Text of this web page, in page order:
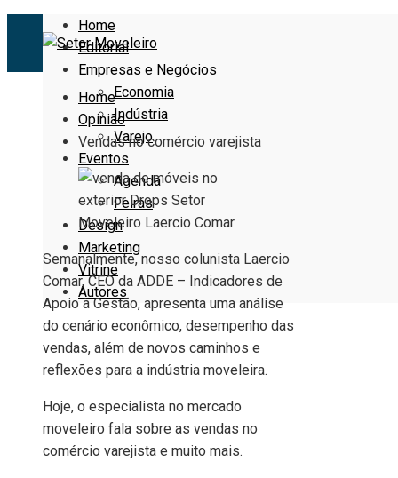
Home
Editorial
Empresas e Negócios
Economia
Indústria
Varejo
Eventos
Agenda
Feiras
Design
Marketing
Vitrine
Autores
Home
Opinião
Vendas no comércio varejista
Semanalmente, nosso colunista Laercio
Comar, CEO da ADDE – Indicadores de
Apoio à Gestão, apresenta uma análise
do cenário econômico, desempenho das
vendas, além de novos caminhos e
reflexões para a indústria moveleira.
Hoje, o especialista no mercado
moveleiro fala sobre as vendas no
comércio varejista e muito mais.